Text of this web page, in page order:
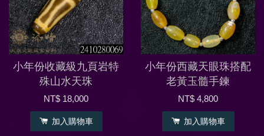
小年份收藏級九頁岩特
殊山水天珠
NT$ 18,000
加入購物車
小年份西藏天眼珠搭配
老黃玉髓手鍊
NT$ 4,800
加入購物車